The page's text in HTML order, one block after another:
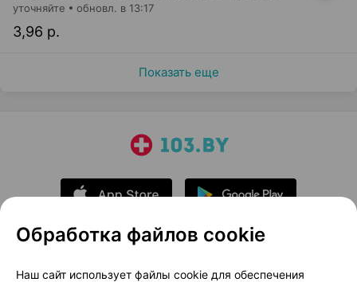
3,96 р.
уточняйте обновл. в 13:17
Показать еще
О проекте Новости проекта
Обработка файлов cookie
Наш сайт использует файлы cookie для обеспечения